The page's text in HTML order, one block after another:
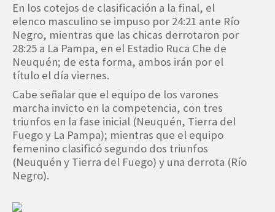
En los cotejos de clasificación a la final, el
elenco masculino se impuso por 24:21 ante Río
Negro, mientras que las chicas derrotaron por
28:25 a La Pampa, en el Estadio Ruca Che de
Neuquén; de esta forma, ambos irán por el
título el día viernes.
Cabe señalar que el equipo de los varones
marcha invicto en la competencia, con tres
triunfos en la fase inicial (Neuquén, Tierra del
Fuego y La Pampa); mientras que el equipo
femenino clasificó segundo dos triunfos
(Neuquén y Tierra del Fuego) y una derrota (Río
Negro).